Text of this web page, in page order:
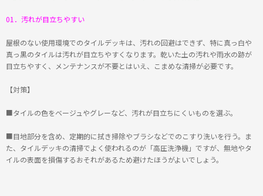
01．汚れが目立ちやすい
屋根のない使用環境でのタイルデッキは、汚れの回避はできず、特に真っ白や
真っ黒のタイルは汚れが目立ちやすくなります。乾いた土の汚れや雨水の跡が
目立ちやすく、メンテナンスが不要とはいえ、こまめな清掃が必要です。
【対策】
■タイルの色をベージュやグレーなど、汚れが目立ちにくいものを選ぶ。
■目地部分を含め、定期的に拭き掃除やブラシなどでのこすり洗いを行う。ま
た、タイルデッキの清掃でよく使われるのが「高圧洗浄機」ですが、無地やタ
イルの表面を損傷するおそれがあるため避けたほうがよいでしょう。